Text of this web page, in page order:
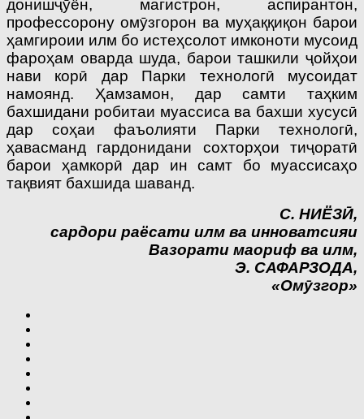
донишҷӯён, магистрон, аспирантон,
профессорону омӯзгорон ва муҳаққиқон барои
ҳамгироии илм бо истеҳсолот имконоти мусоид
фароҳам оварда шуда, барои ташкили ҷойҳои
нави корӣ дар Парки технологӣ мусоидат
намоянд. Ҳамзамон, дар самти таҳким
бахшидани робитаи муассиса ва бахши хусусӣ
дар соҳаи фаъолияти Парки технологӣ,
ҳавасманд гардонидани сохторҳои тиҷоратӣ
барои ҳамкорӣ дар ин самт бо муассисаҳо
тақвият бахшида шаванд.
С. НИЁЗӢ,
сардори раёсати илм ва инноватсияи
Вазорати маориф ва илм,
Э. САФАРЗОДА,
«Омӯзгор»